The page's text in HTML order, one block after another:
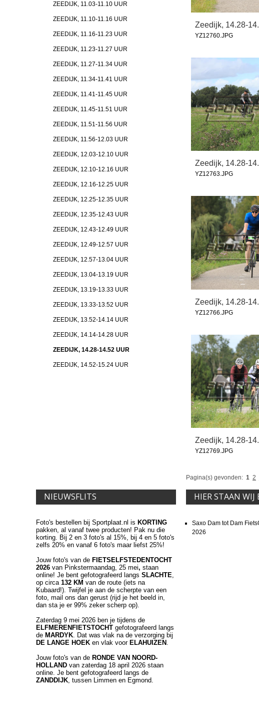
Zeedijk, 14.28-
YZ12760.JPG
Zeedijk, 14.28-
YZ12763.JPG
Zeedijk, 14.28-
YZ12766.JPG
Zeedijk, 14.28-
YZ12769.JPG
Pagina(s) gevonden: 1 2
ZEEDIJK, 11.03-11.10 UUR
ZEEDIJK, 11.10-11.16 UUR
ZEEDIJK, 11.16-11.23 UUR
ZEEDIJK, 11.23-11.27 UUR
ZEEDIJK, 11.27-11.34 UUR
ZEEDIJK, 11.34-11.41 UUR
ZEEDIJK, 11.41-11.45 UUR
ZEEDIJK, 11.45-11.51 UUR
ZEEDIJK, 11.51-11.56 UUR
ZEEDIJK, 11.56-12.03 UUR
ZEEDIJK, 12.03-12.10 UUR
ZEEDIJK, 12.10-12.16 UUR
ZEEDIJK, 12.16-12.25 UUR
ZEEDIJK, 12.25-12.35 UUR
ZEEDIJK, 12.35-12.43 UUR
ZEEDIJK, 12.43-12.49 UUR
ZEEDIJK, 12.49-12.57 UUR
ZEEDIJK, 12.57-13.04 UUR
ZEEDIJK, 13.04-13.19 UUR
ZEEDIJK, 13.19-13.33 UUR
ZEEDIJK, 13.33-13.52 UUR
ZEEDIJK, 13.52-14.14 UUR
ZEEDIJK, 14.14-14.28 UUR
ZEEDIJK, 14.28-14.52 UUR
ZEEDIJK, 14.52-15.24 UUR
NIEUWSFLITS
Foto's bestellen bij Sportplaat.nl is KORTING
pakken, al vanaf twee producten! Pak nu die
korting. Bij 2 en 3 foto's al 15%, bij 4 en 5 foto's
zelfs 20% en vanaf 6 foto's maar liefst 25%!
Jouw foto's van de FIETSELFSTEDENTOCHT
2026 van Pinkstermaandag, 25 mei, staan
online! Je bent gefotografeerd langs SLACHTE,
op circa 132 KM van de route (iets na
Kubaard!). Twijfel je aan de scherpte van een
foto, mail ons dan gerust (rijd je het beeld in,
dan sta je er 99% zeker scherp op).
Zaterdag 9 mei 2026 ben je tijdens de
ELFMERENFIETSTOCHT gefotografeerd langs
de MARDYK. Dat was vlak na de verzorging bij
DE LANGE HOEK en vlak voor ELAHUIZEN .
Jouw foto's van de RONDE VAN NOORD-
HOLLAND van zaterdag 18 april 2026 staan
online. Je bent gefotografeerd langs de
ZANDDIJK, tussen Limmen en Egmond.
HIER STAAN
Saxo Dam tot Dam
2026